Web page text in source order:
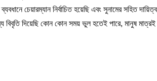
চেয়ারম্যান নির্বাচিত হয়েছি এবং সুনামের সহিত
বিবৃতি দিয়েছি কোন কোন সময় ভুল হতেই পারে, মানুষ